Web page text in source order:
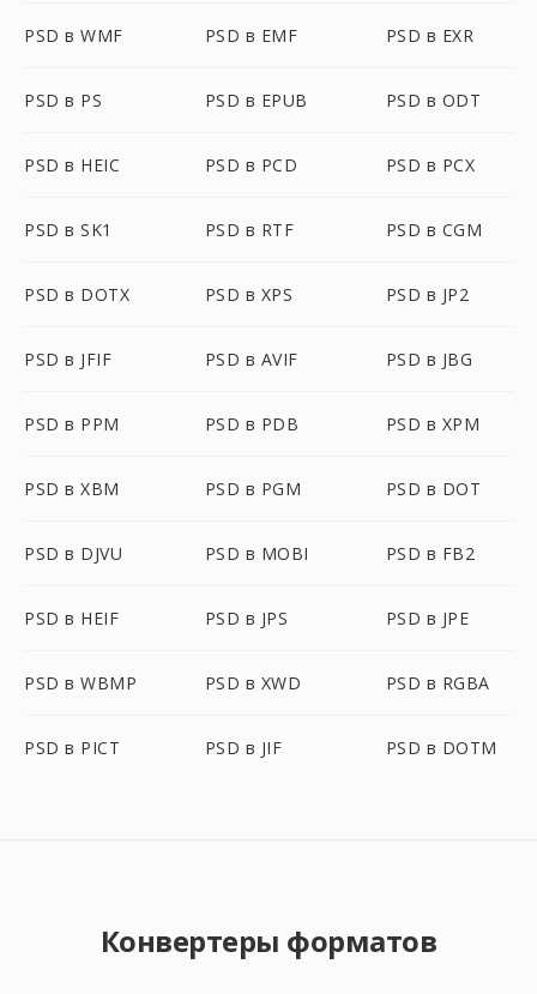
PSD в WMF PSD в EMF PSD в EXR
PSD в PS PSD в EPUB PSD в ODT
PSD в HEIC PSD в PCD PSD в PCX
PSD в SK1 PSD в RTF PSD в CGM
PSD в DOTX PSD в XPS PSD в JP2
PSD в JFIF PSD в AVIF PSD в JBG
PSD в PPM PSD в PDB PSD в XPM
PSD в XBM PSD в PGM PSD в DOT
PSD в DJVU PSD в MOBI PSD в FB2
PSD в HEIF PSD в JPS PSD в JPE
PSD в WBMP PSD в XWD PSD в RGBA
PSD в PICT PSD в JIF PSD в DOTM
Конвертеры форматов